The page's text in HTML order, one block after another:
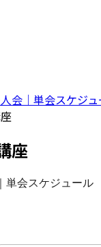
会｜単会スケジュ
座
単会スケジュール